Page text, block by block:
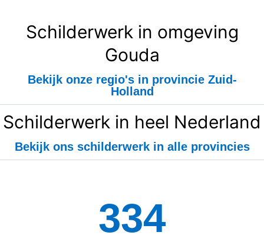
Schilderwerk in omgeving
Gouda
Bekijk onze regio's in provincie Zuid-
Holland
Schilderwerk in heel Nederland
Bekijk ons schilderwerk in alle provincies
334